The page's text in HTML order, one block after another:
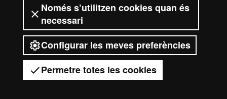
Només s’utilitzen cookies quan és
necessari
Configurar les meves preferències
Permetre totes les cookies
Tens dubtes?
Avís legal Protecció de dades
Sobre el web
Accessibilitat web
2026 Universitat Autònoma de
Barcelona